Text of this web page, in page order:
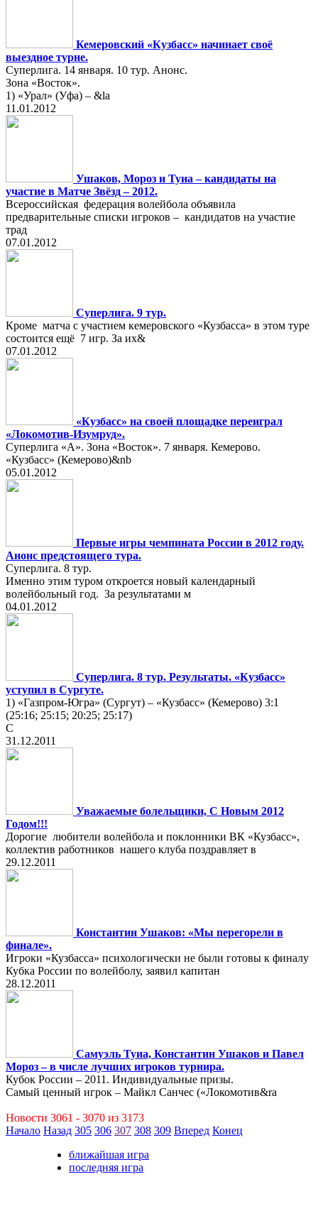
Кемеровский «Кузбасс» начинает своё
выездное турне.
Суперлига. 14 января. 10 тур. Анонс.
Зона «Восток».
1) «Урал» (Уфа) – &la
11.01.2012
Ушаков, Мороз и Туиа – кандидаты на
участие в Матче Звёзд – 2012.
Всероссийская федерация волейбола объявила
предварительные списки игроков – кандидатов на участие
трад
07.01.2012
Суперлига. 9 тур.
Кроме матча с участием кемеровского «Кузбасса» в этом туре
состоится ещё 7 игр. За их&
07.01.2012
«Кузбасс» на своей площадке переиграл
«Локомотив-Изумруд».
Суперлига «А». Зона «Восток». 7 января. Кемерово.
«Кузбасс» (Кемерово)&nb
05.01.2012
Первые игры чемпината России в 2012 году.
Анонс предстоящего тура.
Суперлига. 8 тур.
Именно этим туром откроется новый календарный
волейбольный год. За результатами м
04.01.2012
Суперлига. 8 тур. Результаты. «Кузбасс»
уступил в Сургуте.
1) «Газпром-Югра» (Сургут) – «Кузбасс» (Кемерово) 3:1
(25:16; 25:15; 20:25; 25:17)
С
31.12.2011
Уважаемые болельщики, С Новым 2012
Годом!!!
Дорогие любители волейбола и поклонники ВК «Кузбасс»,
коллектив работников нашего клуба поздравляет в
29.12.2011
Константин Ушаков: «Мы перегорели в
финале».
Игроки «Кузбасса» психологически не были готовы к финалу
Кубка России по волейболу, заявил капитан
28.12.2011
Самуэль Туиа, Константин Ушаков и Павел
Мороз – в числе лучших игроков турнира.
Кубок России – 2011. Индивидуальные призы.
Самый ценный игрок – Майкл Санчес («Локомотив&ra
Новости 3061 - 3070 из 3173
Начало Назад 305 306 307 308 309 Вперед Конец
ближайшая игра
последняя игра